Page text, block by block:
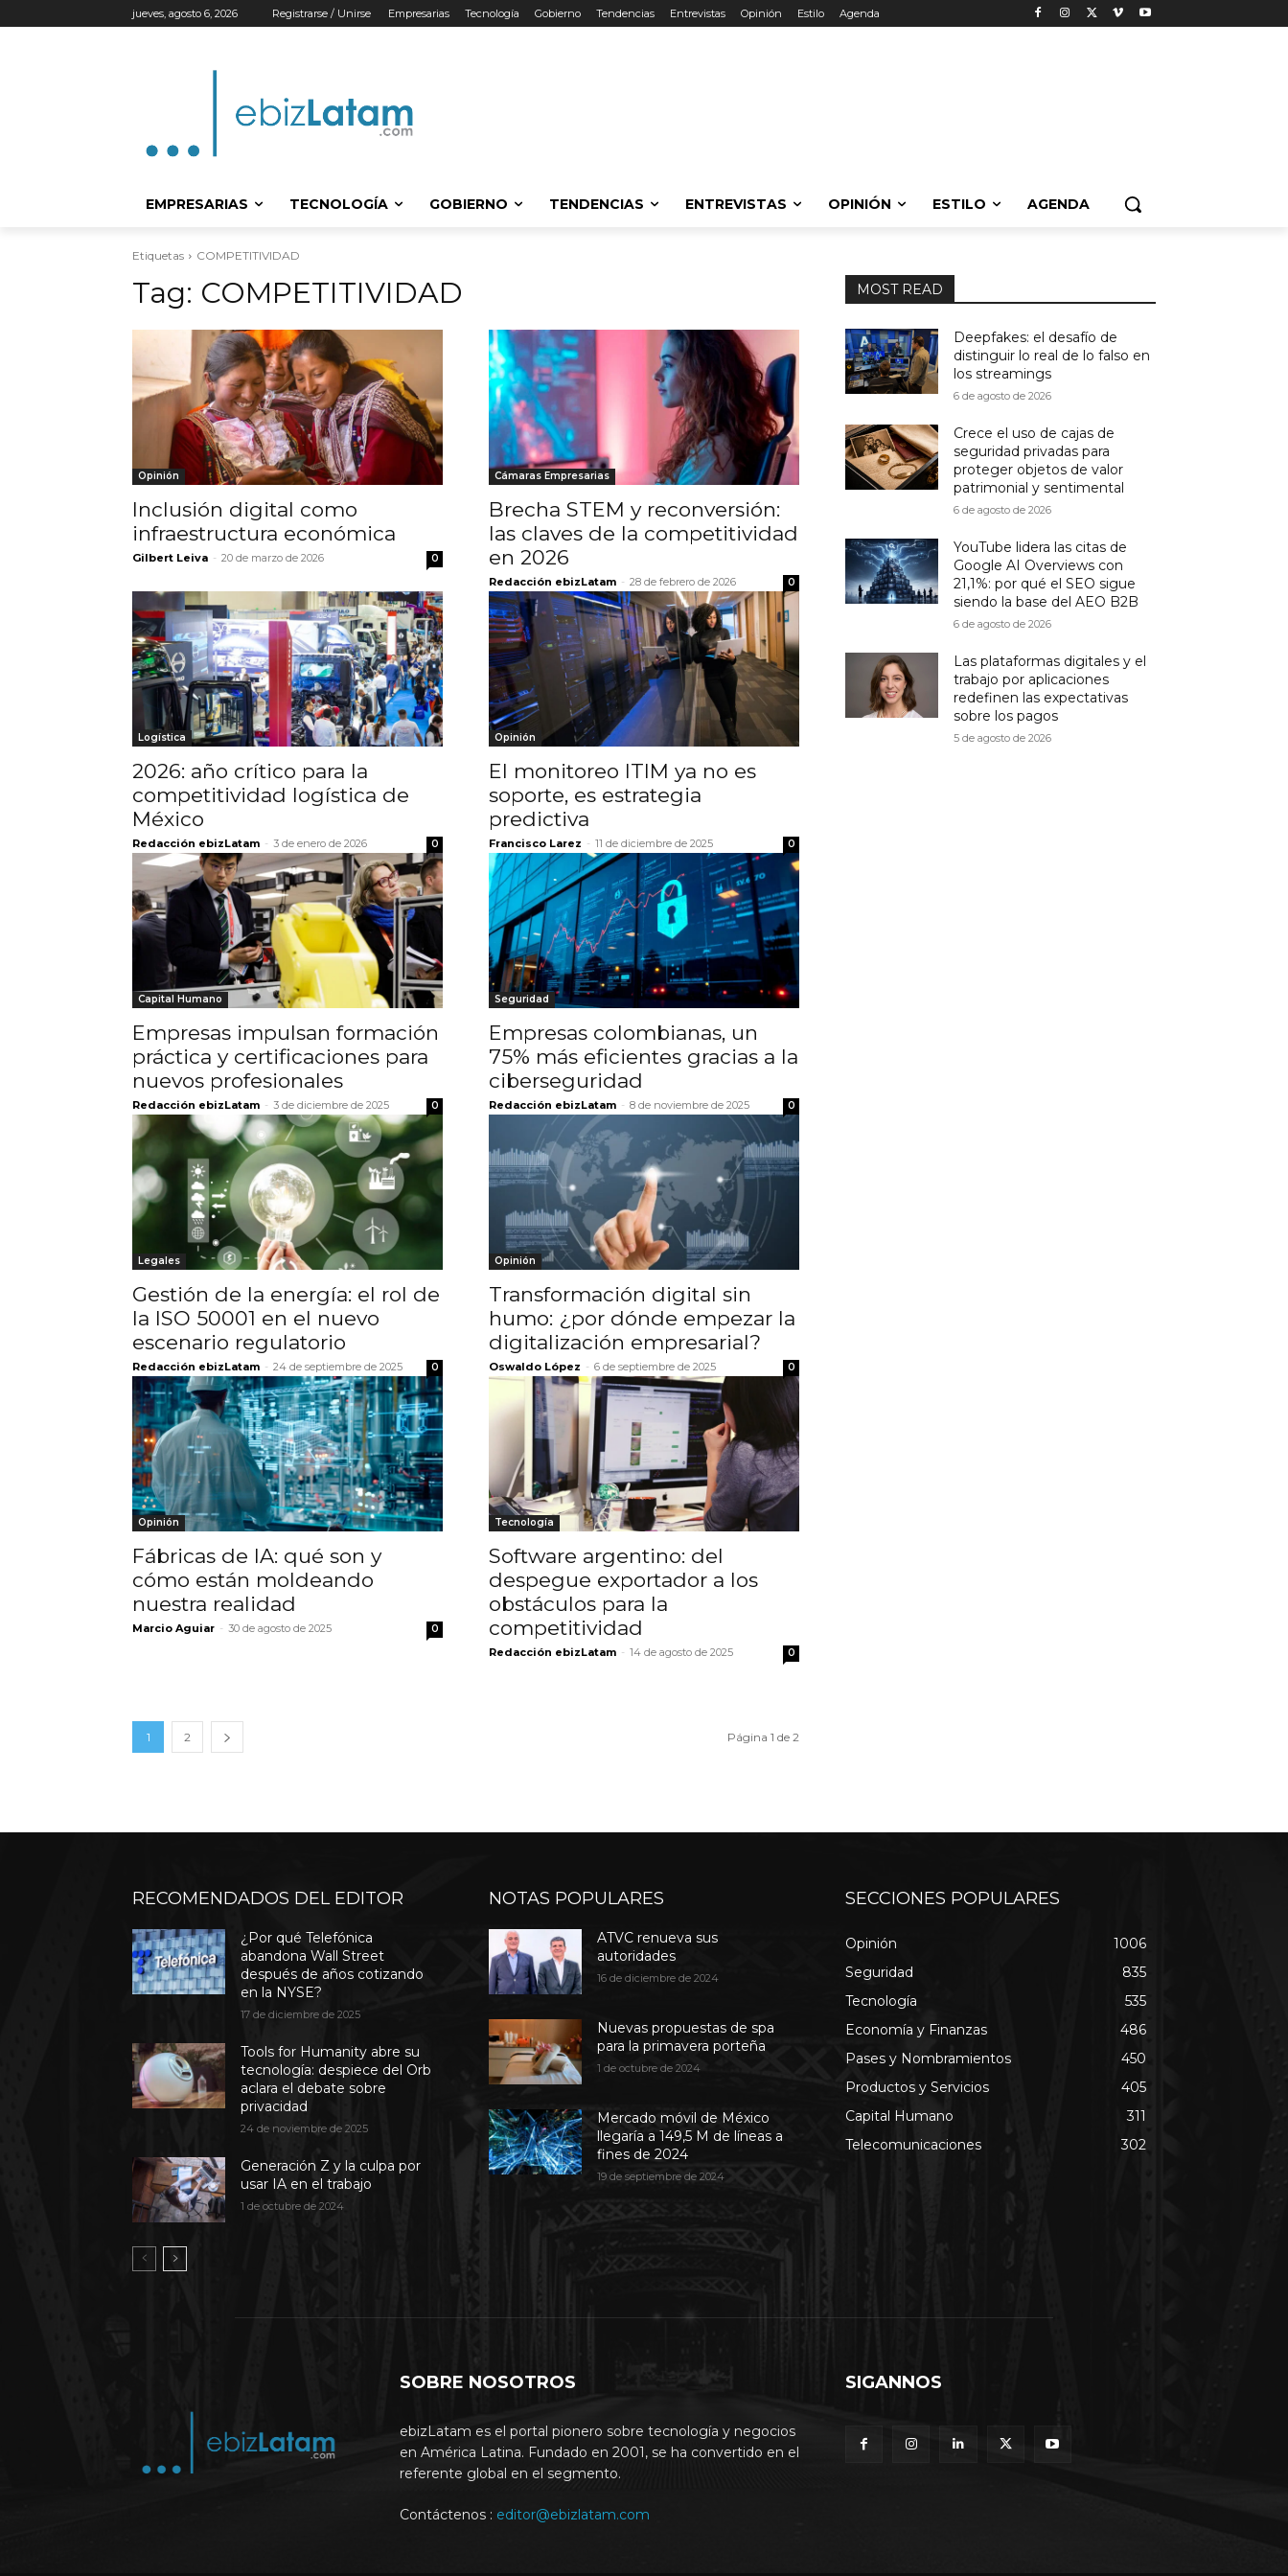
jueves, agosto 6, 2026 Registrarse / Unirse Empresarias Tecnología Gobierno Tendencias Entrevistas Opinión Estilo Agenda
EMPRESARIAS TECNOLOGÍA GOBIERNO TENDENCIAS ENTREVISTAS OPINIÓN ESTILO AGENDA
Etiquetas COMPETITIVIDAD
Tag: COMPETITIVIDAD
Opinión
Inclusión digital como
infraestructura económica
Gilbert Leiva - 20 de marzo de 2026 0
Cámaras Empresarias
Brecha STEM y reconversión:
las claves de la competitividad
en 2026
Redacción ebizLatam - 28 de febrero de 2026 0
Logística
2026: año crítico para la
competitividad logística de
México
Redacción ebizLatam - 3 de enero de 2026 0
Opinión
El monitoreo ITIM ya no es
soporte, es estrategia
predictiva
Francisco Larez - 11 de diciembre de 2025 0
Capital Humano
Empresas impulsan formación
práctica y certificaciones para
nuevos profesionales
Redacción ebizLatam - 3 de diciembre de 2025 0
Seguridad
Empresas colombianas, un
75% más eficientes gracias a la
ciberseguridad
Redacción ebizLatam - 8 de noviembre de 2025 0
Legales
Gestión de la energía: el rol de
la ISO 50001 en el nuevo
escenario regulatorio
Redacción ebizLatam - 24 de septiembre de 2025 0
Opinión
Transformación digital sin
humo: ¿por dónde empezar la
digitalización empresarial?
Oswaldo López - 6 de septiembre de 2025 0
Opinión
Fábricas de IA: qué son y
cómo están moldeando
nuestra realidad
Marcio Aguiar - 30 de agosto de 2025 0
Tecnología
Software argentino: del
despegue exportador a los
obstáculos para la
competitividad
Redacción ebizLatam - 14 de agosto de 2025 0
1 2 Página 1 de 2
MOST READ
Deepfakes: el desafío de
distinguir lo real de lo falso en
los streamings
6 de agosto de 2026
Crece el uso de cajas de
seguridad privadas para
proteger objetos de valor
patrimonial y sentimental
6 de agosto de 2026
YouTube lidera las citas de
Google AI Overviews con
21,1%: por qué el SEO sigue
siendo la base del AEO B2B
6 de agosto de 2026
Las plataformas digitales y el
trabajo por aplicaciones
redefinen las expectativas
sobre los pagos
5 de agosto de 2026
RECOMENDADOS DEL EDITOR
¿Por qué Telefónica
abandona Wall Street
después de años cotizando
en la NYSE?
17 de diciembre de 2025
Tools for Humanity abre su
tecnología: despiece del Orb
aclara el debate sobre
privacidad
24 de noviembre de 2025
Generación Z y la culpa por
usar IA en el trabajo
1 de octubre de 2024
NOTAS POPULARES
ATVC renueva sus
autoridades
16 de diciembre de 2024
Nuevas propuestas de spa
para la primavera porteña
1 de octubre de 2024
Mercado móvil de México
llegaría a 149,5 M de líneas a
fines de 2024
19 de septiembre de 2024
SECCIONES POPULARES
Opinión
1006
Seguridad
835
Tecnología
535
Economía y Finanzas
486
Pases y Nombramientos
450
Productos y Servicios
405
Capital Humano
311
Telecomunicaciones
302
SOBRE NOSOTROS
ebizLatam es el portal pionero sobre tecnología y negocios
en América Latina. Fundado en 2001, se ha convertido en el
referente global en el segmento.
Contáctenos : editor@ebizlatam.com
SIGANNOS